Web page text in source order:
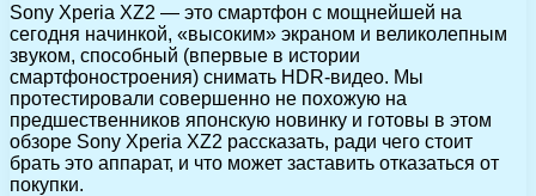
Sony Xperia XZ2 — это смартфон с мощнейшей на
сегодня начинкой, «высоким» экраном и великолепным
звуком, способный (впервые в истории
смартфоностроения) снимать HDR-видео. Мы
протестировали совершенно не похожую на
предшественников японскую новинку и готовы в этом
обзоре Sony Xperia XZ2 рассказать, ради чего стоит
брать это аппарат, и что может заставить отказаться от
покупки.